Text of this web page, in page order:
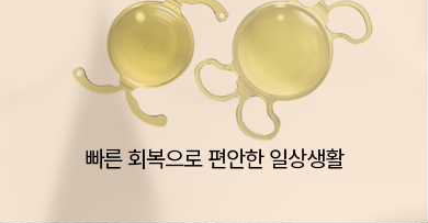
빠른 회복으로 편안한 일상생활